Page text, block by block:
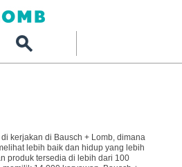
kerjakan di Bausch + Lomb, dimana
lebih baik dan hidup yang lebih
produk tersedia di lebih dari 100